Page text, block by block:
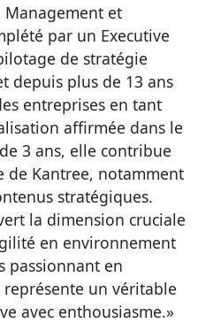
et
par un Executive
de stratégie
depuis plus de 13 ans
entreprises en tant
affirmée dans le
3 ans, elle contribue
de Kantree, notamment
stratégiques.
la dimension cruciale
en environnement
passionnant en
un véritable
avec enthousiasme.»